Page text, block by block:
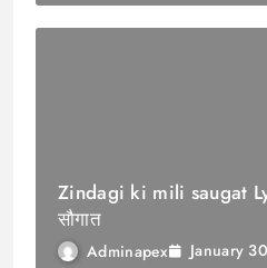
Zindagi ki mili saugat
सौगात
Adminapex January